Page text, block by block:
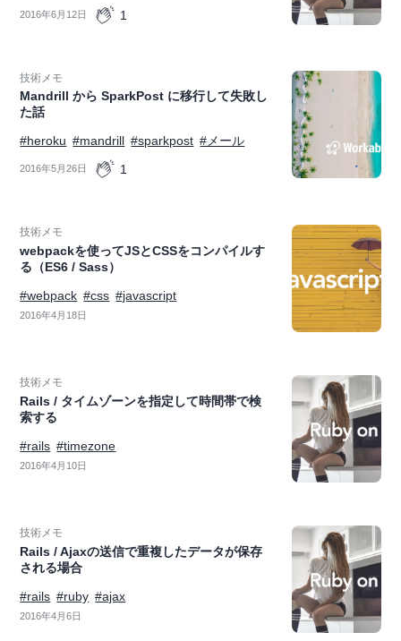
2016年6月12日 1
技術メモ
Mandrill から SparkPost に移行して失敗し
た話
#heroku #mandrill #sparkpost #メール
2016年5月26日 1
技術メモ
webpackを使ってJSとCSSをコンパイルす
る（ES6 / Sass）
#webpack #css #javascript
2016年4月18日
技術メモ
Rails / タイムゾーンを指定して時間帯で検
索する
#rails #timezone
2016年4月10日
技術メモ
Rails / Ajaxの送信で重複したデータが保存
される場合
#rails #ruby #ajax
2016年4月6日